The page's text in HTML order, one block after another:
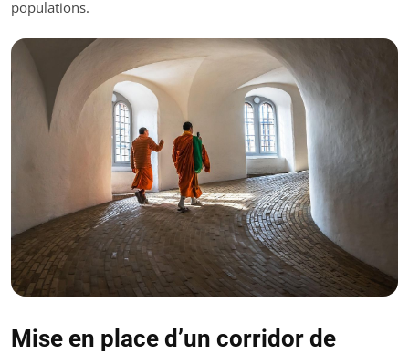
populations.
Mise en place d’un corridor de